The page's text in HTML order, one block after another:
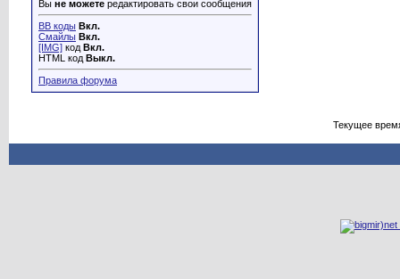
Вы не можете редактировать свои сообщения
BB коды Вкл.
Смайлы Вкл.
[IMG] код Вкл.
HTML код Выкл.
Правила форума
Текущее